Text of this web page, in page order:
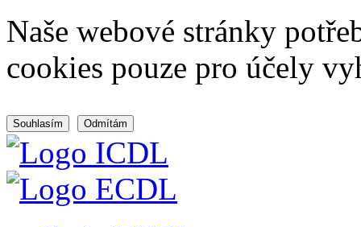
Naše webové stránky
cookies pouze pro účely
Souhlasím Odmítám